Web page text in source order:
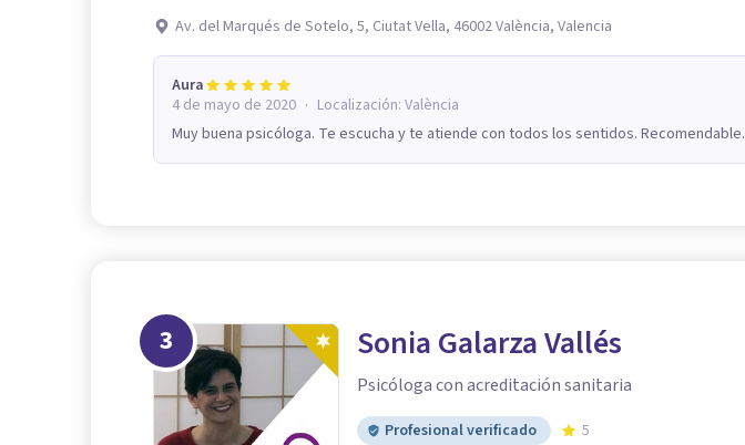
Av. del Marqués de Sotelo, 5, Ciutat Vella, 46002 València, Valencia
Aura
4 de mayo de 2020 · Localización: València
Muy buena psicóloga. Te escucha y te atiende con todos los sentidos. Recomendable.
3 Sonia Galarza Vallés
Psicóloga con acreditación sanitaria
Profesional verificado
5